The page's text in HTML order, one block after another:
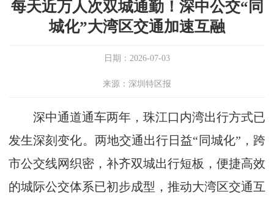
每天近万人次双城通勤！深中公交“同
城化”大湾区交通加速互融
日期：2026-07-03
来源：深圳特区报
深中通道通车两年，珠江口内湾出行方式已
发生深刻变化。两地交通出行日益“同城化”，跨
市公交线网织密，补齐双城出行短板，便捷高效
的城际公交体系已初步成型，推动大湾区交通互